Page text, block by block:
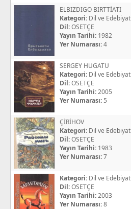
ELBIZDIGO BIRTTİATI
Kategori: Dil ve Edebiyat
Dil:OSETÇE
Yayın Tarihi: 1982
Yer Numarası:4
SERGEY HUGATU
Kategori: Dil ve Edebiyat
Dil:OSETÇE
Yayın Tarihi:2005
Yer Numarası: 5
ÇİRİHOV
Kategori: Dil ve Edebiyat
Dil:OSETÇE
Yayın Tarihi: 1983
Yer Numarası:7
Kategori: Dil ve Edebiyat
Dil:OSETÇE
Yayın Tarihi:2003
Yer Numarası:8